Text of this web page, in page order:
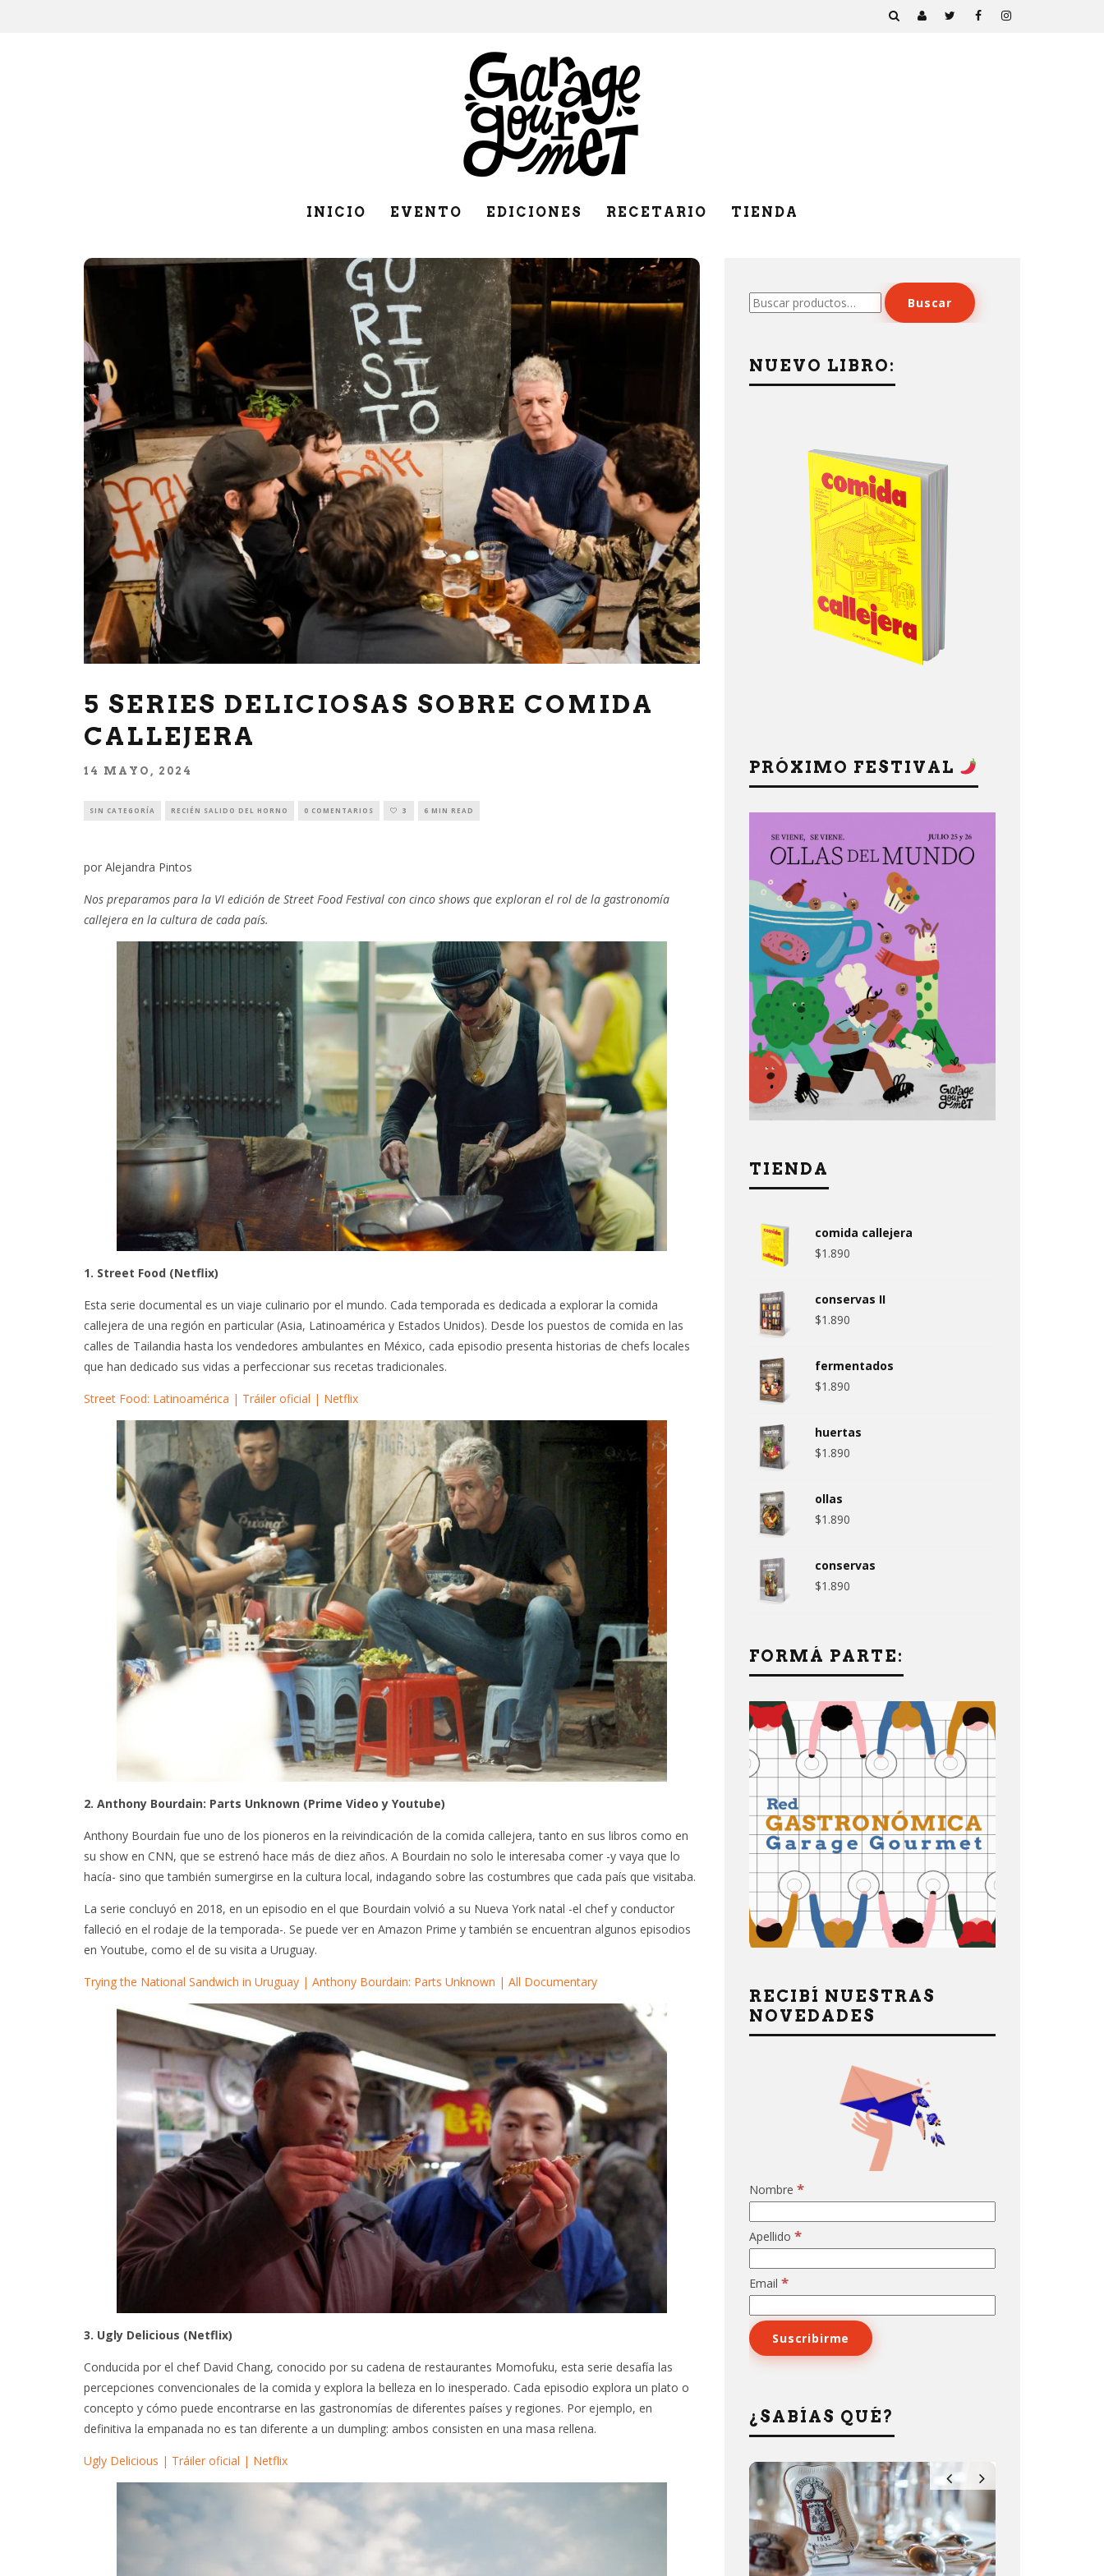
INICIO EVENTO EDICIONES RECETARIO TIENDA
5 SERIES DELICIOSAS SOBRE COMIDA
CALLEJERA
14 MAYO, 2024
SIN CATEGORÍA RECIÉN SALIDO DEL HORNO 0 COMENTARIOS 3 6 MIN READ
por Alejandra Pintos
Nos preparamos para la VI edición de Street Food Festival con cinco shows que exploran el rol de la gastronomía
callejera en la cultura de cada país.
1. Street Food (Netflix)
Esta serie documental es un viaje culinario por el mundo. Cada temporada es dedicada a explorar la comida
callejera de una región en particular (Asia, Latinoamérica y Estados Unidos). Desde los puestos de comida en las
calles de Tailandia hasta los vendedores ambulantes en México, cada episodio presenta historias de chefs locales
que han dedicado sus vidas a perfeccionar sus recetas tradicionales.
Street Food: Latinoamérica | Tráiler oficial | Netflix
2. Anthony Bourdain: Parts Unknown (Prime Video y Youtube)
Anthony Bourdain fue uno de los pioneros en la reivindicación de la comida callejera, tanto en sus libros como en
su show en CNN, que se estrenó hace más de diez años. A Bourdain no solo le interesaba comer -y vaya que lo
hacía- sino que también sumergirse en la cultura local, indagando sobre las costumbres que cada país que visitaba.
La serie concluyó en 2018, en un episodio en el que Bourdain volvió a su Nueva York natal -el chef y conductor
falleció en el rodaje de la temporada-. Se puede ver en Amazon Prime y también se encuentran algunos episodios
en Youtube, como el de su visita a Uruguay.
Trying the National Sandwich in Uruguay | Anthony Bourdain: Parts Unknown | All Documentary
3. Ugly Delicious (Netflix)
Conducida por el chef David Chang, conocido por su cadena de restaurantes Momofuku, esta serie desafía las
percepciones convencionales de la comida y explora la belleza en lo inesperado. Cada episodio explora un plato o
concepto y cómo puede encontrarse en las gastronomías de diferentes países y regiones. Por ejemplo, en
definitiva la empanada no es tan diferente a un dumpling: ambos consisten en una masa rellena.
Ugly Delicious | Tráiler oficial | Netflix
Buscar
por:
Buscar
NUEVO LIBRO:
PRÓXIMO FESTIVAL
TIENDA
comida callejera
$1.890
conservas II
$1.890
fermentados
$1.890
huertas
$1.890
ollas
$1.890
conservas
$1.890
FORMÁ PARTE:
RECIBÍ NUESTRAS
NOVEDADES
Nombre *
Apellido *
Email *
¿SABÍAS QUÉ?